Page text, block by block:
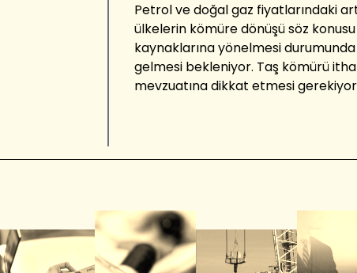
Petrol ve doğal gaz fiyatlarındaki
ülkelerin kömüre dönüşüsöz
kaynaklarına yönelmesi
gelmesi bekleniyor. Taş kömürü
mevzuatına dikkat etmesi